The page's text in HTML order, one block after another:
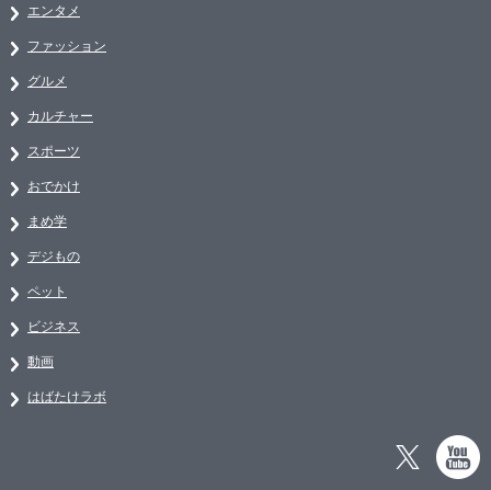
エンタメ
ファッション
グルメ
カルチャー
スポーツ
おでかけ
まめ学
デジもの
ペット
ビジネス
動画
はばたけラボ